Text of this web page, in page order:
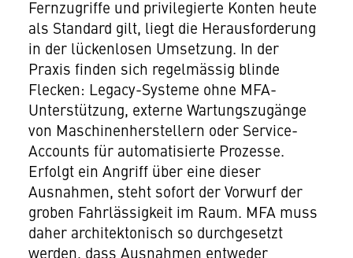
Fernzugriffe und privilegierte Konten heute
als Standard gilt, liegt die Herausforderung
in der lückenlosen Umsetzung. In der
Praxis finden sich regelmässig blinde
Flecken: Legacy-Systeme ohne MFA-
Unterstützung, externe Wartungszugänge
von Maschinenherstellern oder Service-
Accounts für automatisierte Prozesse.
Erfolgt ein Angriff über eine dieser
Ausnahmen, steht sofort der Vorwurf der
groben Fahrlässigkeit im Raum. MFA muss
daher architektonisch so durchgesetzt
werden, dass Ausnahmen entweder